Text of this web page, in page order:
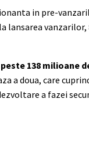
in pre-
lansarea vanzarilor,
peste 138 milioane
a doua, care
a fazei